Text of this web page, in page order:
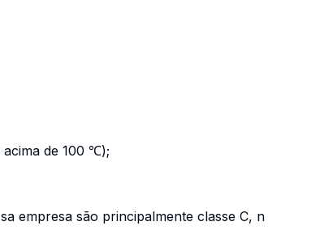
acima de 100 ℃);
empresa são principalmente classe C, n